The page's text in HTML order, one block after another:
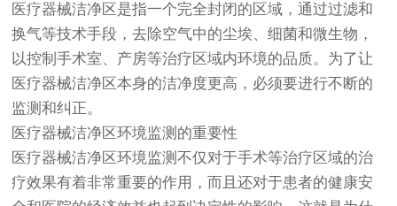
医疗器械洁净区是指一个完全封闭的区域，通过过滤和
换气等技术手段，去除空气中的尘埃、细菌和微生物，
以控制手术室、产房等治疗区域内环境的品质。为了让
医疗器械洁净区本身的洁净度更高，必须要进行不断的
监测和纠正。
医疗器械洁净区环境监测的重要性
医疗器械洁净区环境监测不仅对于手术等治疗区域的治
疗效果有着非常重要的作用，而且还对于患者的健康安